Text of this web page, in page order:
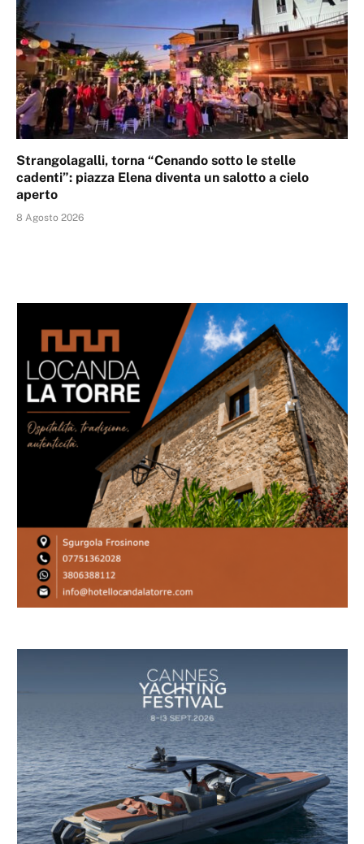
Strangolagalli, torna “Cenando sotto le stelle
cadenti”: piazza Elena diventa un salotto a cielo
aperto
8 Agosto 2026